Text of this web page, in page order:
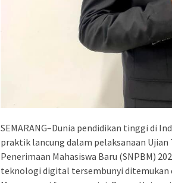
SEMARANG–Dunia pendidikan tinggi di
praktik lancung dalam pelaksanaan
Penerimaan Mahasiswa Baru (SNPBM)
teknologi digital tersembunyi ditemukan